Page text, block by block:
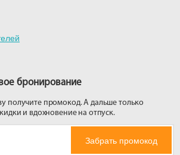
бронирование
получите промокод. А дальше только
и вдохновение на отпуск.
Забрать промокод